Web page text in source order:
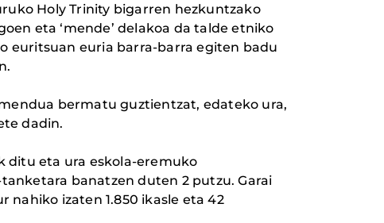
Holy Trinity bigarren hezkuntzako
eta ‘mende’ delakoa da talde etniko
euritsuan euria barra-barra egiten badu
bermatu guztientzat, edateko ura,
dadin.
ditu eta ura eskola-eremuko
banatzen duten 2 putzu. Garai
izaten 1.850 ikasle eta 42